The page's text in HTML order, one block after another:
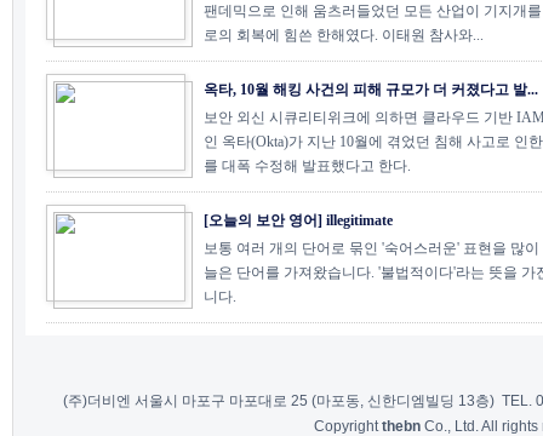
팬데믹으로 인해 움츠러들었던 모든 산업이 기지개
로의 회복에 힘쓴 한해였다. 이태원 참사와...
옥타, 10월 해킹 사건의 피해 규모가 더 커졌다고 발...
보안 외신 시큐리티위크에 의하면 클라우드 기반
인 옥타(Okta)가 지난 10월에 겪었던 침해 사고로 인
를 대폭 수정해 발표했다고 한다.
[오늘의 보안 영어] illegitimate
보통 여러 개의 단어로 묶인 '숙어스러운' 표현을 많
늘은 단어를 가져왔습니다. '불법적이다'라는 뜻을 가
니다.
(주)더비엔 서울시 마포구 마포대로 25 (마포동, 신한디엠빌딩 13층)
Copyright thebn Co., Ltd. All rights